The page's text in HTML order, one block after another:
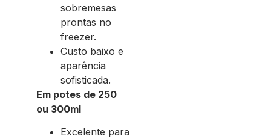
sobremesas
prontas no
freezer.
Custo baixo e
aparência
sofisticada.
Em potes de 250
ou 300ml
Excelente para